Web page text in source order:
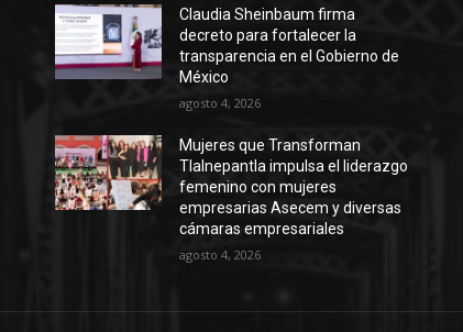
Claudia Sheinbaum firma
decreto para fortalecer la
transparencia en el Gobierno de
México
agosto 4, 2026
Mujeres que Transforman
Tlalnepantla impulsa el liderazgo
femenino con mujeres
empresarias Asecem y diversas
cámaras empresariales
agosto 4, 2026